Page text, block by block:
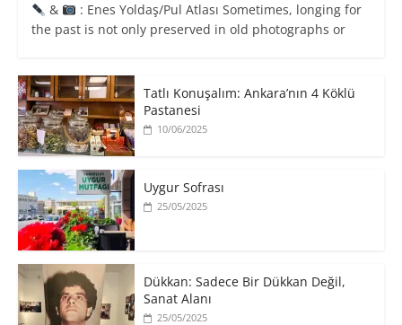
&
: Enes Yoldaş/Pul Atlası Sometimes, longing for
the past is not only preserved in old photographs or
Tatlı Konuşalım: Ankara’nın 4 Köklü
Pastanesi
10/06/2025
Uygur Sofrası
25/05/2025
​Dükkan: Sadece Bir Dükkan Değil,
Sanat Alanı
25/05/2025